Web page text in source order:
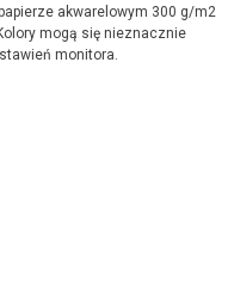
akwarelowym 300 g/m2
mogą się nieznacznie
monitora.